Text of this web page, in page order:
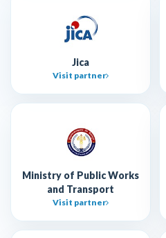
Jica
Visit partner
Ministry of Public Works
and Transport
Visit partner